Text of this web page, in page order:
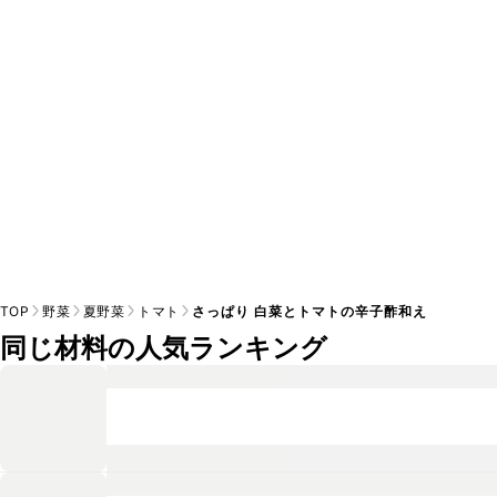
TOP 野菜 夏野菜 トマト さっぱり 白菜とトマトの辛子酢和え
同じ材料の人気ランキング